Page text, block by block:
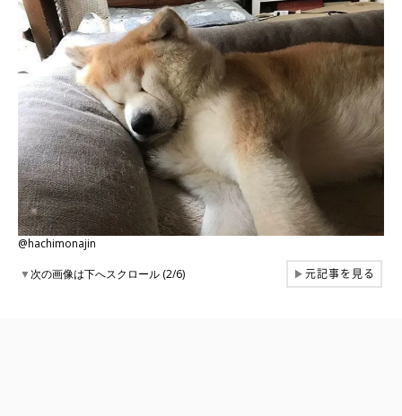
@hachimonajin
▼次の画像は下へスクロール (2/6) ▶元記事を見る